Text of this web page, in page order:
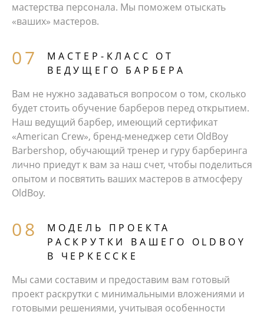
мастерства персонала. Мы поможем отыскать
«ваших» мастеров.
МАСТЕР-КЛАСС ОТ
ВЕДУЩЕГО БАРБЕРА
Вам не нужно задаваться вопросом о том, сколько
будет стоить обучение барберов перед открытием.
Наш ведущий барбер, имеющий сертификат
«American Crew», бренд-менеджер сети OldBoy
Barbershop, обучающий тренер и гуру барберинга
лично приедут к вам за наш счет, чтобы поделиться
опытом и посвятить ваших мастеров в атмосферу
OldBoy.
МОДЕЛЬ ПРОЕКТА
РАСКРУТКИ ВАШЕГО OLDBOY
В ЧЕРКЕССКЕ
Мы сами составим и предоставим вам готовый
проект раскрутки с минимальными вложениями и
готовыми решениями, учитывая особенности